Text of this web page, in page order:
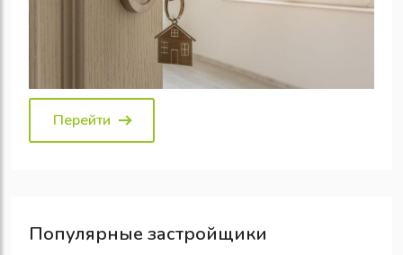
Перейти
Популярные застройщики